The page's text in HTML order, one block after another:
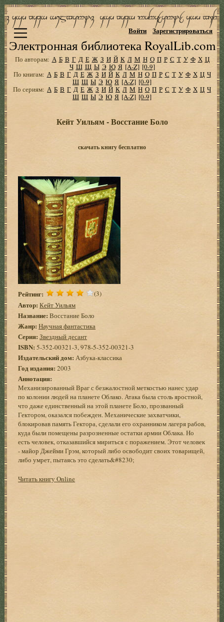
Электронная библиотека RoyalLib.com
Войти Зарегистрироваться
По авторам: А Б В Г Д Е Ж З И Й К Л М Н О П Р С Т У Ф Х Ц
Ч Ш Щ Ы Э Ю Я [A-Z] [0-9]
По книгам: А Б В Г Д Е Ж З И Й К Л М Н О П Р С Т У Ф Х Ц Ч
Ш Щ Ы Э Ю Я [A-Z] [0-9]
По сериям: А Б В Г Д Е Ж З И Й К Л М Н О П Р С Т У Ф Х Ц Ч
Ш Щ Ы Э Ю Я [A-Z] [0-9]
Кейт Уильям - Восстание Боло
скачать книгу бесплатно
Рейтинг: (3)
Автор: Кейт Уильям
Название: Восстание Боло
Жанр: Научная фантастика
Серия: Звездный десант
ISBN: 5-352-00321-3, 978-5-352-00321-3
Издательский дом: Азбука-классика
Год издания: 2003
Аннотация:
Механизированный Враг с безжалостной меткостью нанес удар
по колонии людей на планете Облако. Атака была столь яростной,
что даже единственный на этой планете Боло, прозванный
Гектором, оказался побежден. Механические захватчики,
блокировав память Гектора, сделали его охранником лагеря рабов,
куда были помещены разрозненные остатки армии Облака. Но
есть человек, отказавшийся мириться с поражением. Этот человек
- майор Джейми Грэм, который либо освободит своих товарищей,
либо умрет, пытаясь это сделать&#8230;
Читать книгу Online